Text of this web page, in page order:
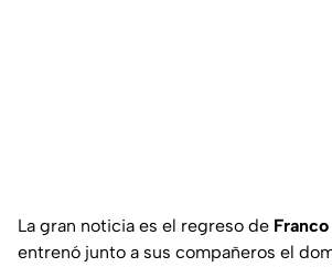
La gran noticia es el regreso de
entrenó junto a sus compañeros el